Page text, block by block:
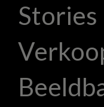
Stories